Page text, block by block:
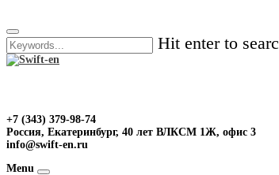
to
content
Hit enter to
+7 (343) 379-98-74
Россия, Екатеринбург, 40 лет ВЛКСМ 1Ж, офис 3
info@swift-en.ru
Menu